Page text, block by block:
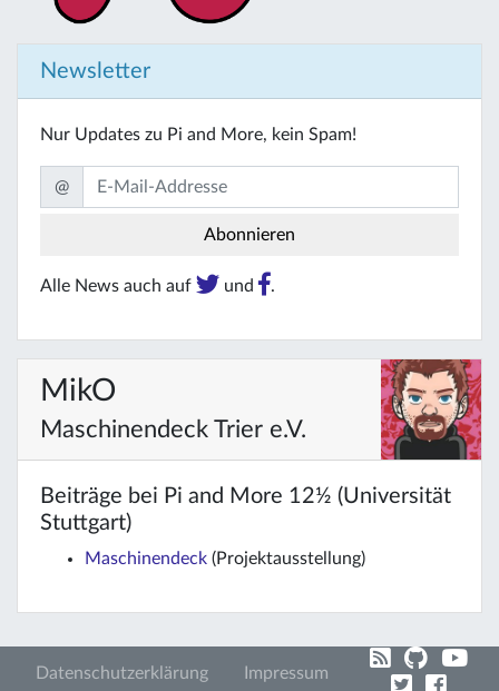
Newsletter
Nur Updates zu Pi and More, kein Spam!
@
Alle News auch auf und .
MikO
Maschinendeck Trier e.V.
Beiträge bei Pi and More 12½ (Universität
Stuttgart)
Maschinendeck (Projektausstellung)
Datenschutzerklärung Impressum